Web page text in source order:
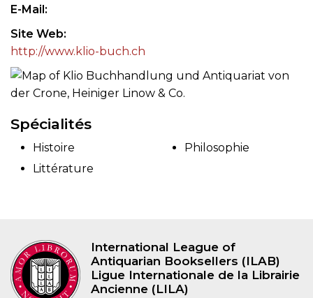
E-Mail
Site Web
http://www.klio-buch.ch
Spécialités
Histoire
Littérature
Philosophie
International League of
Antiquarian Booksellers (ILAB)
Ligue Internationale de la Librairie
Ancienne (LILA)